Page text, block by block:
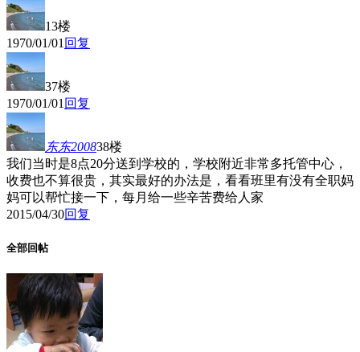
13楼
1970/01/01 回复
37楼
1970/01/01 回复
东东200838楼
我们当时是8点20分送到学校的，学校附近非常多托管中心，
收费也不算很贵，其实最好的办法是，看看班里有没有全职妈
妈可以帮忙接一下，每月给一些辛苦费给人家
2015/04/30回复
全部回帖